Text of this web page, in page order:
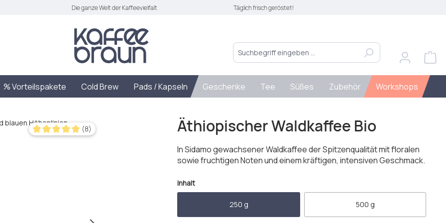
Die ganze Welt der Kaffeevielfalt Täglich frisch geröstet!
% Vorteilspakete Cold Brew Pads / Kapseln Geschenke Tee Süßes Zubehör Workshops
Durchschnittliche Bewertung von 4.88 von 5 Sternen
(8) Äthiopischer Waldkaffee Bio
In Sidamo gewachsener Waldkaffee der Spitzenqualität mit floralen
sowie fruchtigen Noten und einem kräftigen, intensiven Geschmack.
Inhaltauswählen
250 g 500 g